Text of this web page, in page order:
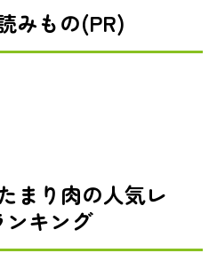
みもの(PR)
まり肉の人気レ
ンキング